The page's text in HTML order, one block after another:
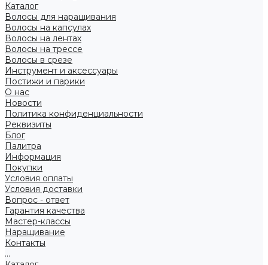
Каталог
Волосы для наращивания
Волосы на капсулах
Волосы на лентах
Волосы на трессе
Волосы в срезе
Инструмент и аксессуары
Постижи и парики
О нас
Новости
Политика конфиденциальности
Реквизиты
Блог
Палитра
Информация
Покупки
Условия оплаты
Условия доставки
Вопрос - ответ
Гарантия качества
Мастер-классы
Наращивание
Контакты
...